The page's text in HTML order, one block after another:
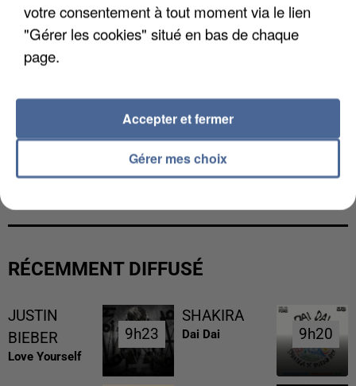
LES DONNÉES DE 300 000 CLIENTS DÉROBÉES À
INTERMARCHÉ APRÈS UNE...
RÉCEMMENT DIFFUSÉ
JUSTIN
BIEBER
Love Yourself
9h23
9h23
SHAKIRA
Dai Dai 9h20
9h20
votre consentement à tout moment via le lien
"Gérer les cookies" situé en bas de chaque
page.
Gérer mes choix
Accepter et fermer